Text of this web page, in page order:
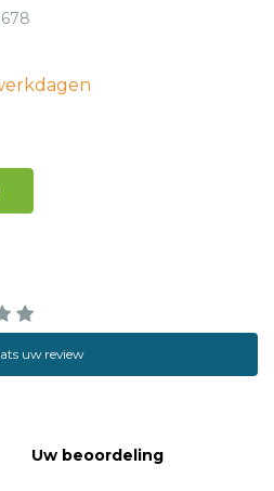
uw review
Uw beoordeling